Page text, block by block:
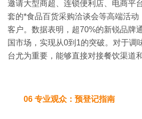
邀请大型商超、连锁便利店、电商平
套的*食品百货采购洽谈会等高端活
客户。 数据表明，超70%的新锐品牌
国市场，实现从0到 1的突破。 对于调
台尤为重要，能够直接对接餐饮渠道
06 专业观众：预登记指南